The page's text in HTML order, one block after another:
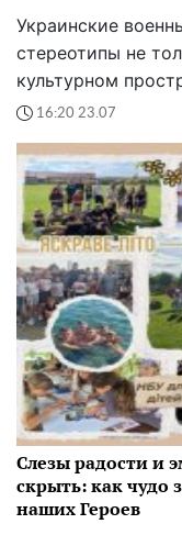
Украинские
стереотипы не
культурном
16:20 23.07
Слезы радости и
скрыть: как чудо
наших Героев